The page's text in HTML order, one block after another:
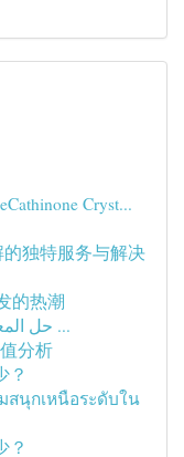
Cryst...
的独特服务与解决
的热潮
حل المعاون إدارة الحضور متكامل لإدارة ...
分析
？
สนุกเหนือระดับใน
？